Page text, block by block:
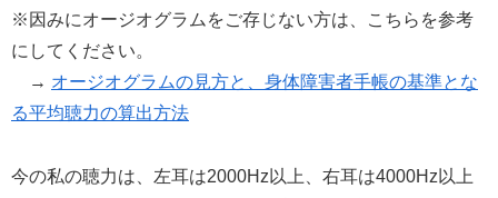
※因みにオージオグラムをご存じない方は、こちらを参考
にしてください。
→ オージオグラムの見方と、身体障害者手帳の基準とな
る平均聴力の算出方法
今の私の聴力は、左耳は2000Hz以上、右耳は4000Hz以上